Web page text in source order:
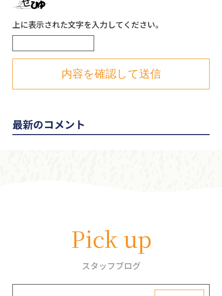
上に表示された文字を入力してください。
最新のコメント
Pick up
スタッフブログ